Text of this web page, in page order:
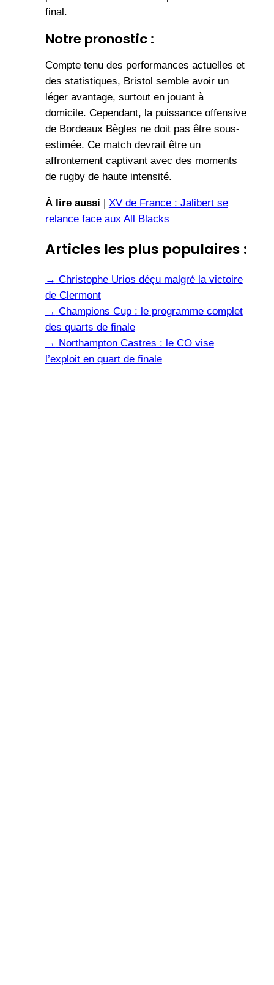
final.
Notre pronostic :
Compte tenu des performances actuelles et
des statistiques, Bristol semble avoir un
léger avantage, surtout en jouant à
domicile. Cependant, la puissance offensive
de Bordeaux Bègles ne doit pas être sous-
estimée. Ce match devrait être un
affrontement captivant avec des moments
de rugby de haute intensité.
À lire aussi | XV de France : Jalibert se
relance face aux All Blacks
Articles les plus populaires :
→ Christophe Urios déçu malgré la victoire
de Clermont
→ Champions Cup : le programme complet
des quarts de finale
→ Northampton Castres : le CO vise
l’exploit en quart de finale